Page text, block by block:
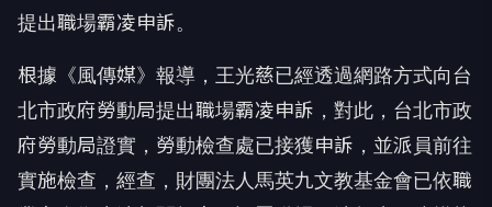
提出職場霸凌申訴。
根據《風傳媒》報導，王光慈已經透過網路方式向台
北市政府勞動局提出職場霸凌申訴，對此，台北市政
府勞動局證實，勞動檢查處已接獲申訴，並派員前往
實施檢查，經查，財團法人馬英九文教基金會已依職